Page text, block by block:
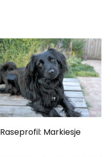
Raseprofil: Markiesje